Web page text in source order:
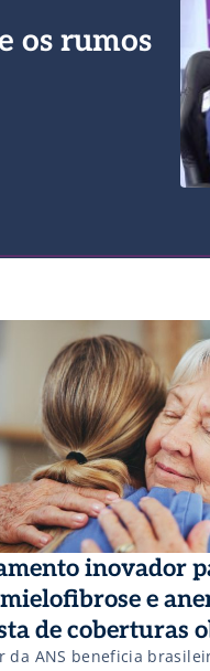
os rumos
inovador
e
de coberturas
de saúde
da ANS beneficia